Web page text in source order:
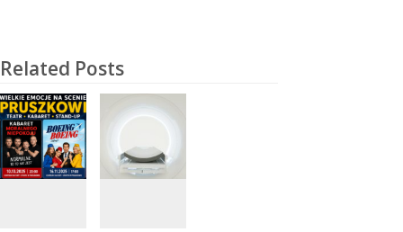
Related Posts